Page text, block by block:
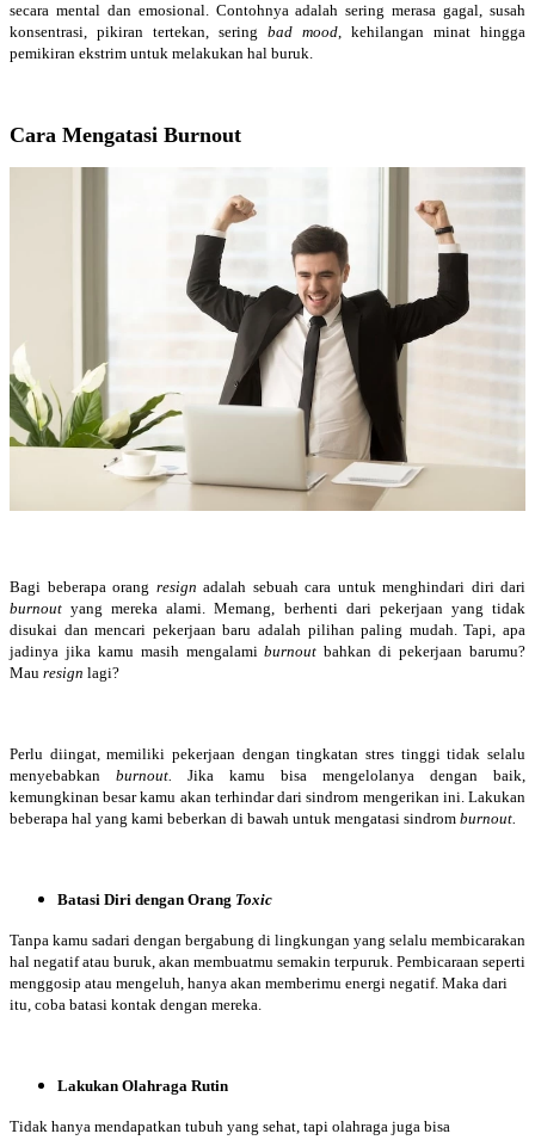
secara mental dan emosional. Contohnya adalah sering merasa gagal, susah
konsentrasi, pikiran tertekan, sering bad mood, kehilangan minat hingga
pemikiran ekstrim untuk melakukan hal buruk.
Cara Mengatasi Burnout
Bagi beberapa orang resign adalah sebuah cara untuk menghindari diri dari
burnoutyang mereka alami. Memang, berhenti dari pekerjaan yang tidak
disukai dan mencari pekerjaan baru adalah pilihan paling mudah. Tapi, apa
jadinya jika kamu masih mengalamiburnoutbahkan di pekerjaan barumu?
Mau resign lagi?
Perlu diingat, memiliki pekerjaan dengan tingkatan stres tinggi tidak selalu
menyebabkan burnout. Jika kamu bisa mengelolanya dengan baik,
kemungkinan besar kamu akan terhindar dari sindrom mengerikan ini. Lakukan
beberapa hal yang kami beberkan di bawah untuk mengatasi sindrom burnout.
Batasi Diri dengan Orang Toxic
Tanpa kamu sadari dengan bergabung di lingkungan yang selalu membicarakan
hal negatif atau buruk, akan membuatmu semakin terpuruk. Pembicaraan seperti
menggosip atau mengeluh, hanya akan memberimu energi negatif. Maka dari
itu, coba batasi kontak dengan mereka.
Lakukan Olahraga Rutin
Tidak hanya mendapatkan tubuh yang sehat, tapi olahraga juga bisa